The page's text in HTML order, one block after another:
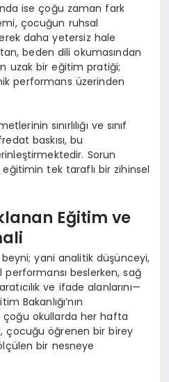
ise çoğu zaman fark
çocuğun ruhsal
daha yetersiz hale
beden dili okumasından
uzak bir eğitim pratiği;
performans üzerinden
sınırlılığı ve sınıf
baskısı, bu
Sorun
tek taraflı bir zihinsel
Eğitim ve
beyni; yani analitik düşünceyi,
performansı beslerken, sağ
ve ifade alanlarını—
Bakanlığı’nın
çoğu okullarda her hafta
çocuğu öğrenen bir birey
bir nesneye